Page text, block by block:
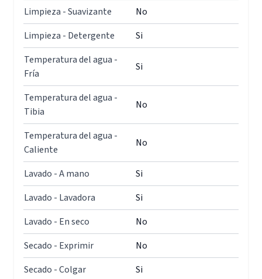
Limpieza - Suavizante
No
Limpieza - Detergente
Si
Temperatura del agua -
Fría
Si
Temperatura del agua -
Tibia
No
Temperatura del agua -
Caliente
No
Lavado - A mano
Si
Lavado - Lavadora
Si
Lavado - En seco
No
Secado - Exprimir
No
Secado - Colgar
Si